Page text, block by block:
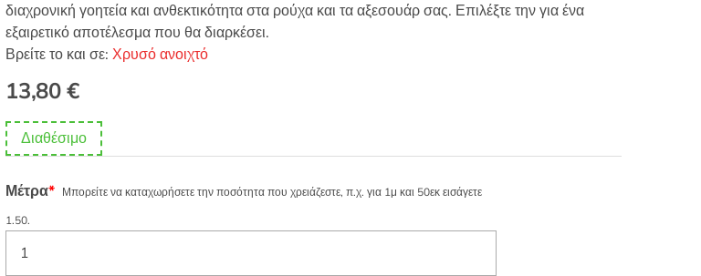
διαχρονική γοητεία και ανθεκτικότητα στα ρούχα και τα αξεσουάρ σας. Επιλέξτε την για ένα
εξαιρετικό αποτέλεσμα που θα διαρκέσει.
Βρείτε το και σε: Χρυσό ανοιχτό
13,80€
Διαθέσιμο
Μέτρα* Μπορείτε να καταχωρήσετε την ποσότητα που χρειάζεστε, π.χ. για 1μ και 50εκ εισάγετε
1.50.